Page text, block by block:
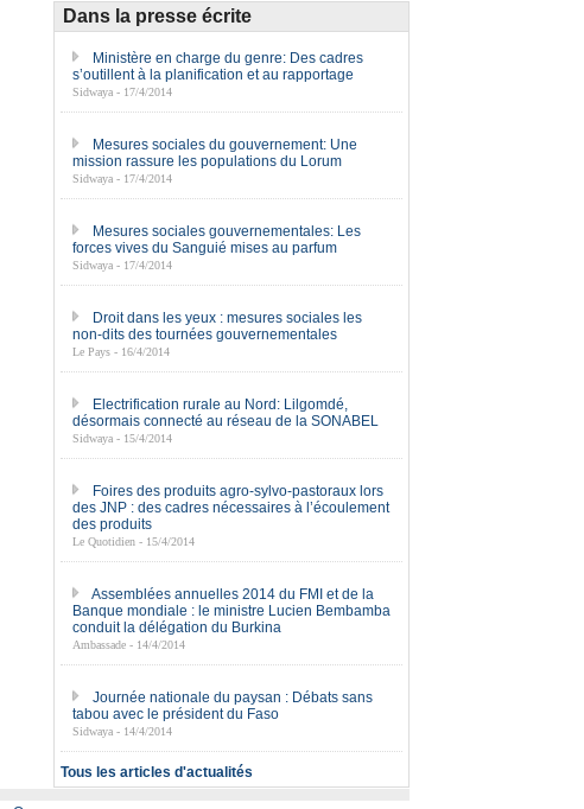
Dans la presse écrite
Ministère en charge du genre: Des cadres
s’outillent à la planification et au rapportage
Sidwaya - 17/4/2014
Mesures sociales du gouvernement: Une
mission rassure les populations du Lorum
Sidwaya - 17/4/2014
Mesures sociales gouvernementales: Les
forces vives du Sanguié mises au parfum
Sidwaya - 17/4/2014
Droit dans les yeux : mesures sociales les
non-dits des tournées gouvernementales
Le Pays - 16/4/2014
Electrification rurale au Nord: Lilgomdé,
désormais connecté au réseau de la SONABEL
Sidwaya - 15/4/2014
Foires des produits agro-sylvo-pastoraux lors
des JNP : des cadres nécessaires à l’écoulement
des produits
Le Quotidien - 15/4/2014
Assemblées annuelles 2014 du FMI et de la
Banque mondiale : le ministre Lucien Bembamba
conduit la délégation du Burkina
Ambassade - 14/4/2014
Journée nationale du paysan : Débats sans
tabou avec le président du Faso
Sidwaya - 14/4/2014
Tous les articles d'actualités